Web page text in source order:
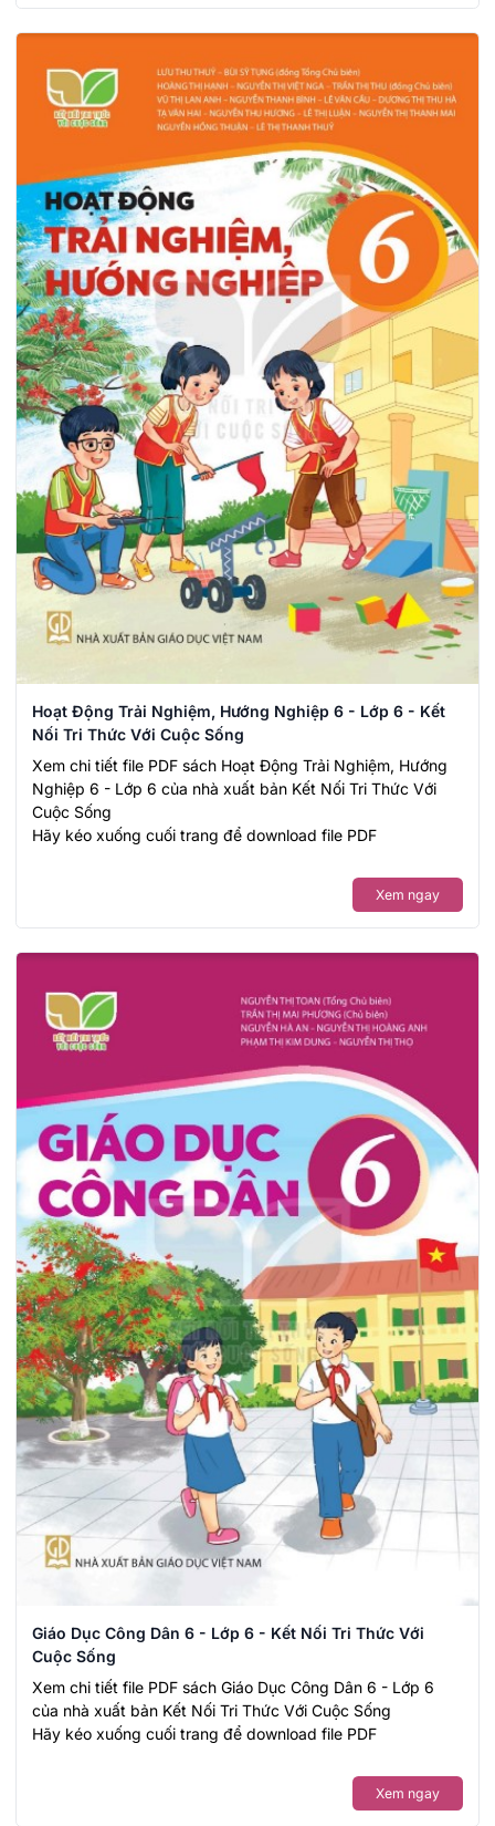
Hoạt Động Trải Nghiệm, Hướng Nghiệp 6 - Lớp 6 - Kết
Nối Tri Thức Với Cuộc Sống
Xem chi tiết file PDF sách Hoạt Động Trải Nghiệm, Hướng
Nghiệp 6 - Lớp 6 của nhà xuất bản Kết Nối Tri Thức Với
Cuộc Sống
Hãy kéo xuống cuối trang để download file PDF
Xem ngay
Giáo Dục Công Dân 6 - Lớp 6 - Kết Nối Tri Thức Với
Cuộc Sống
Xem chi tiết file PDF sách Giáo Dục Công Dân 6 - Lớp 6
của nhà xuất bản Kết Nối Tri Thức Với Cuộc Sống
Hãy kéo xuống cuối trang để download file PDF
Xem ngay